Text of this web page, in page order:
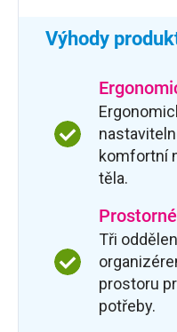
Výhody
komfortní
těla.
Tři
prostoru
potřeby.